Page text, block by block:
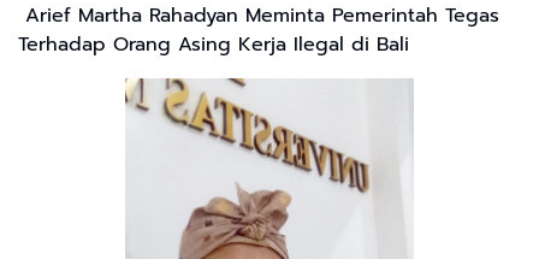
Arief Martha Rahadyan Meminta Pemerintah Tegas
Terhadap Orang Asing Kerja Ilegal di Bali